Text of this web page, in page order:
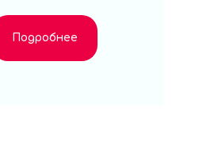
Подробнее